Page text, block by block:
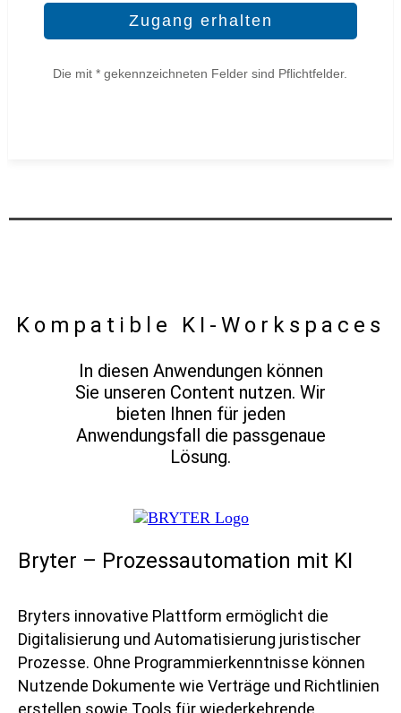
Die mit * gekennzeichneten Felder sind Pflichtfelder.
Kompatible KI-Workspaces
In diesen Anwendungen können
Sie unseren Content nutzen. Wir
bieten Ihnen für jeden
Anwendungsfall die passgenaue
Lösung.
Bryter – Prozessautomation mit KI
Bryters innovative Plattform ermöglicht die
Digitalisierung und Automatisierung juristischer
Prozesse. Ohne Programmierkenntnisse können
Nutzende Dokumente wie Verträge und Richtlinien
erstellen sowie Tools für wiederkehrende